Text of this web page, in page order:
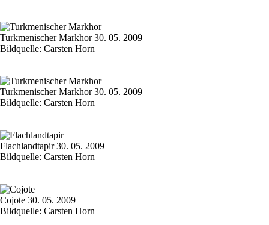
Turkmenischer Markhor 30. 05. 2009
Bildquelle: Carsten Horn
Turkmenischer Markhor 30. 05. 2009
Bildquelle: Carsten Horn
Flachlandtapir 30. 05. 2009
Bildquelle: Carsten Horn
Cojote 30. 05. 2009
Bildquelle: Carsten Horn